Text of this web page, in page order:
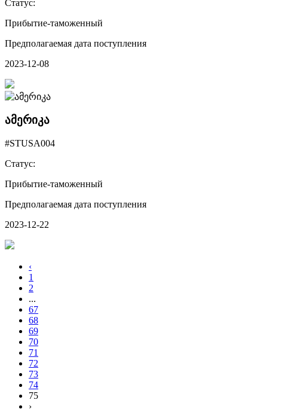
Статус:
Прибытие-таможенный
Предполагаемая дата поступления
2023-12-08
ამერიკა
#STUSA004
Статус:
Прибытие-таможенный
Предполагаемая дата поступления
2023-12-22
‹
1
2
...
67
68
69
70
71
72
73
74
75
›